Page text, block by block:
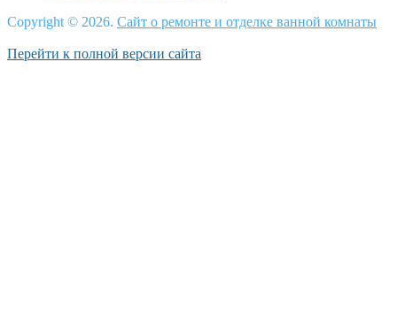
Copyright © 2026. Сайт о ремонте и отделке ванной комнаты
Перейти к полной версии сайта